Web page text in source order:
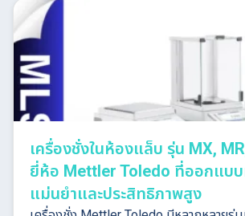
เครื่องชั่งในห้องแล็บ รุ่น MX,
ยี่ห้อ Mettler Toledo ที่ออกแบบ
แม่นยำและประสิทธิภาพสูง